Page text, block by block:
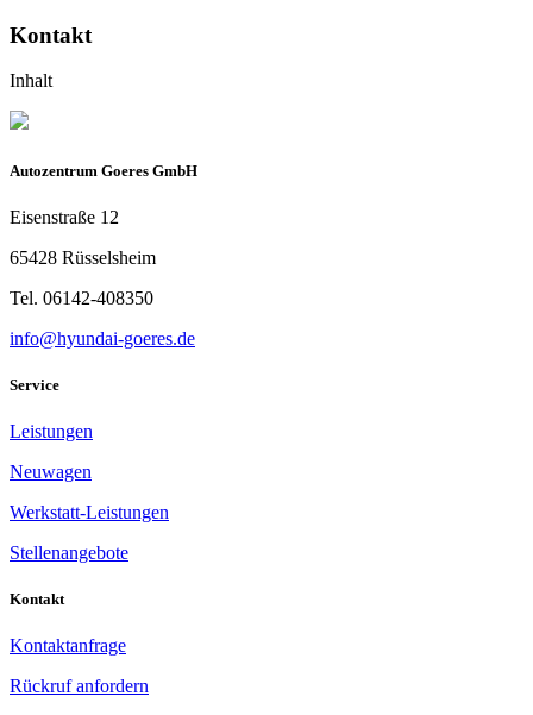
Kontakt
Inhalt
Autozentrum Goeres GmbH
Eisenstraße 12
65428 Rüsselsheim
Tel. 06142-408350
info@hyundai-goeres.de
Service
Leistungen
Neuwagen
Werkstatt-Leistungen
Stellenangebote
Kontakt
Kontaktanfrage
Rückruf anfordern